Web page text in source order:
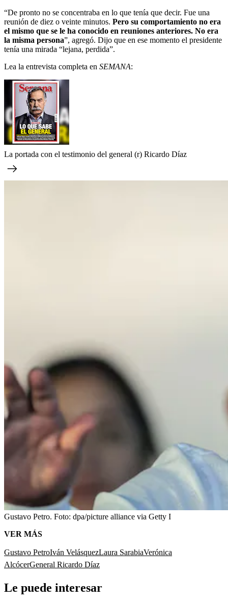
“De pronto no se concentraba en lo que tenía que decir. Fue una
reunión de diez o veinte minutos. Pero su comportamiento no era
el mismo que se le ha conocido en reuniones anteriores. No era
la misma persona”, agregó. Dijo que en ese momento el presidente
tenía una mirada “lejana, perdida”.
Lea la entrevista completa en SEMANA:
La portada con el testimonio del general (r) Ricardo Díaz
Gustavo Petro. Foto: dpa/picture alliance via Getty I
VER MÁS
Gustavo PetroIván VelásquezLaura SarabiaVerónica
AlcócerGeneral Ricardo Díaz
Le puede interesar